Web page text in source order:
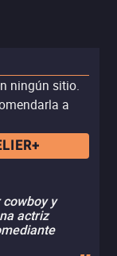
ningún sitio.
a
y
actriz